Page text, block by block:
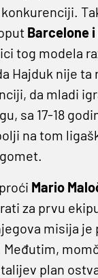
Barcelone i
tog modela
Hajduk nije ta
da mladi
sa 17-18
na tom
Mario
za prvu
misija
plan